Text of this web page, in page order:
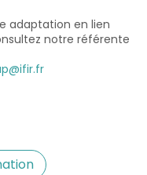
adaptation en lien
notre référente